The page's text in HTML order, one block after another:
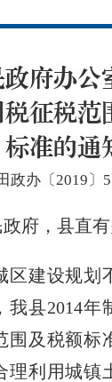
府办公
征税范
标准的通
政办〔2019〕
府，县直有
建设规划
我县2014年
围及税额标
理利用城镇